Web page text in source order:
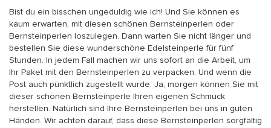
Bist du ein bisschen ungeduldig wie ich! Und Sie können es
kaum erwarten, mit diesen schönen Bernsteinperlen oder
Bernsteinperlen loszulegen. Dann warten Sie nicht länger und
bestellen Sie diese wunderschöne Edelsteinperle für fünf
Stunden. In jedem Fall machen wir uns sofort an die Arbeit, um
Ihr Paket mit den Bernsteinperlen zu verpacken. Und wenn die
Post auch pünktlich zugestellt wurde. Ja, morgen können Sie mit
dieser schönen Bernsteinperle Ihren eigenen Schmuck
herstellen. Natürlich sind Ihre Bernsteinperlen bei uns in guten
Händen. Wir achten darauf, dass diese Bernsteinperlen sorgfältig